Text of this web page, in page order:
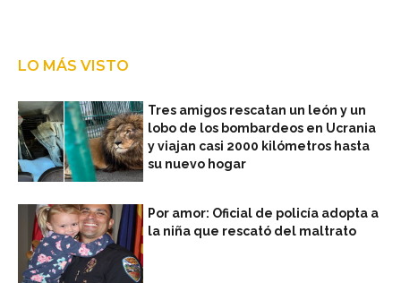
LO MÁS VISTO
Tres amigos rescatan un león y un
lobo de los bombardeos en Ucrania
y viajan casi 2000 kilómetros hasta
su nuevo hogar
Por amor: Oficial de policía adopta a
la niña que rescató del maltrato